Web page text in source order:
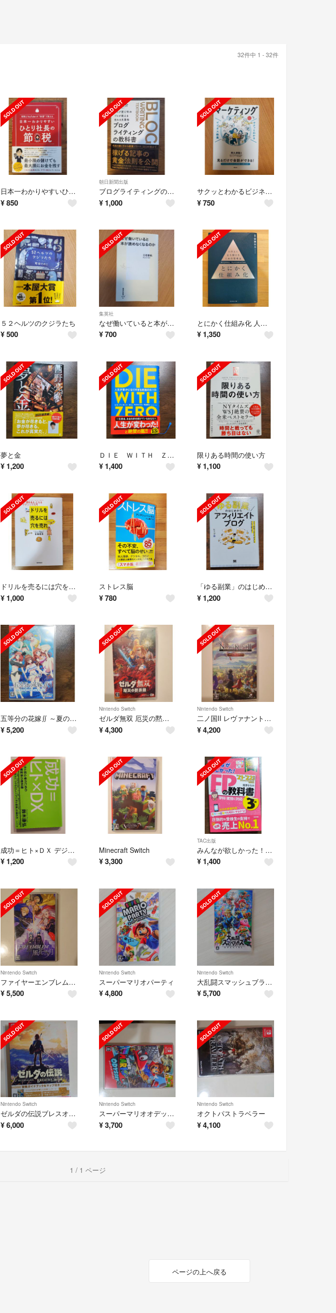
32件中 1 - 32件
日本一わかりやすいひとり社長の節税
¥850
朝日新聞出版
ブログライティングの教科書
¥ 1,000
サクッとわかるビジネス教養 マーケティング
¥750
５２ヘルツのクジラたち
¥500
集英社
なぜ働いていると本が読めなくなるのか
¥ 700
とにかく仕組み化 人の上に立ち続けるための思考法
¥ 1,350
夢と金
¥ 1,200
ＤＩＥ ＷＩＴＨ ＺＥＲＯ 人生が豊かになりすぎる究極のルール
¥ 1,400
限りある時間の使い方
¥ 1,100
ドリルを売るには穴を売れ 誰でも「売れる人」になるマ－ケティング入門
¥ 1,000
ストレス脳
¥ 780
「ゆる副業」のはじめかたアフィリエイトブログ スキマ時間で自分の「好き」をお金に
¥ 1,200
五等分の花嫁∬ ～夏の思い出も五等分～ Switch
¥5,200
Nintendo Switch
ゼルダ無双 厄災の黙示録 Switch
¥ 4,300
Nintendo Switch
二ノ国II レヴァナントキングダム All In One Edition Swi
¥4,200
成功＝ヒト×ＤＸ デジタル初心者のためのＤＸ企業変革の教科書
¥ 1,200
Minecraft Switch
¥ 3,300
TAC出版
みんなが欲しかった！ＦＰの教科書３級 ２０２１－２０２２年版
¥ 1,400
Nintendo Switch
ファイヤーエンブレム 風花雪月
¥5,500
Nintendo Switch
スーパーマリオパーティ
¥ 4,800
Nintendo Switch
大乱闘スマッシュブラザーズspecial
¥5,700
Nintendo Switch
ゼルダの伝説ブレスオブザワイルド 冒険ガイドブック付き
¥6,000
Nintendo Switch
スーパーマリオオデッセイ
¥ 3,700
Nintendo Switch
オクトパストラベラー
¥4,100
1 / 1 ページ
ページの上へ戻る